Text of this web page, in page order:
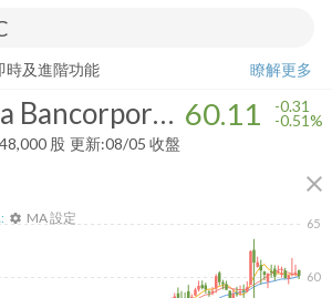
時及進階功能
瞭解更多
Westamerica Bancorporation 60.11 -0.31
-0.51%
股 更新:08/05 收盤
close
60
65
settings MA 設定